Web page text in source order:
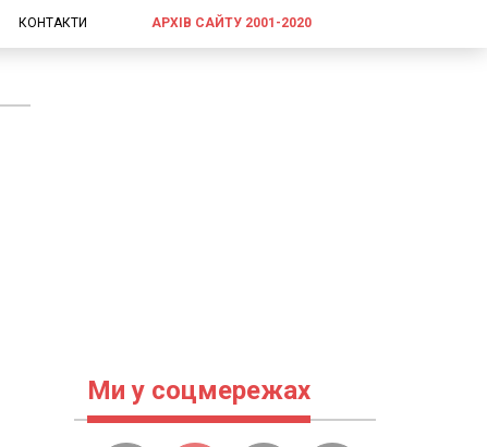
КОНТАКТИ АРХІВ САЙТУ 2001-2020
Ми у соцмережах